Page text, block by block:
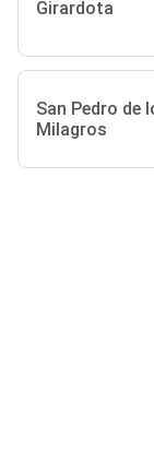
Girardota
San Pedro de
Milagros